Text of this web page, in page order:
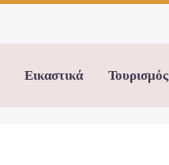
Εικαστικά Τουρισμός